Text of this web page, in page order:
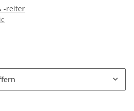
-reiter